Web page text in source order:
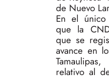
de Nuevo
En el
que la
que se
avance en
relativo al